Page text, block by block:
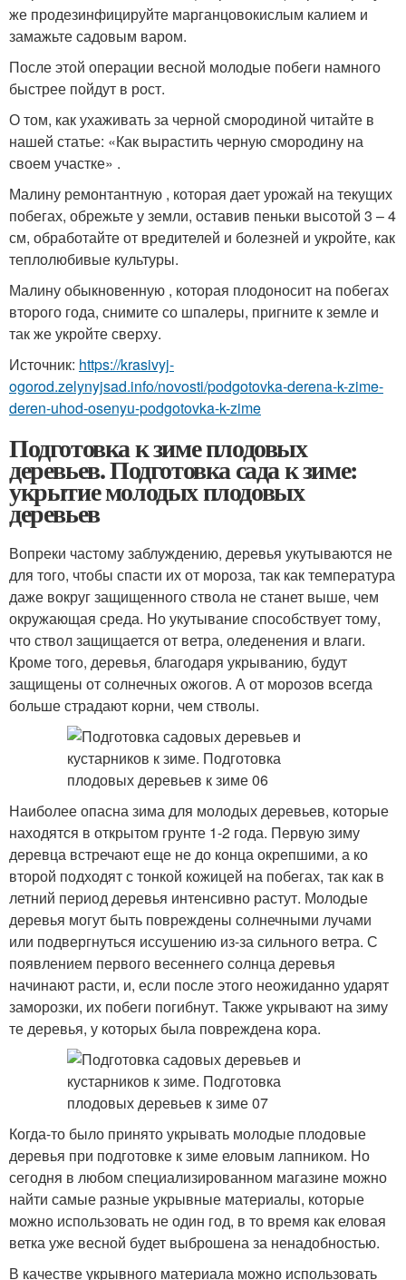
же продезинфицируйте марганцовокислым калием и
замажьте садовым варом.
После этой операции весной молодые побеги намного
быстрее пойдут в рост.
О том, как ухаживать за черной смородиной читайте в
нашей статье: «Как вырастить черную смородину на
своем участке» .
Малину ремонтантную , которая дает урожай на текущих
побегах, обрежьте у земли, оставив пеньки высотой 3 – 4
см, обработайте от вредителей и болезней и укройте, как
теплолюбивые культуры.
Малину обыкновенную , которая плодоносит на побегах
второго года, снимите со шпалеры, пригните к земле и
так же укройте сверху.
Источник: https://krasivyj-
ogorod.zelynyjsad.info/novosti/podgotovka-derena-k-zime-
deren-uhod-osenyu-podgotovka-k-zime
Подготовка к зиме плодовых
деревьев. Подготовка сада к зиме:
укрытие молодых плодовых
деревьев
Вопреки частому заблуждению, деревья укутываются не
для того, чтобы спасти их от мороза, так как температура
даже вокруг защищенного ствола не станет выше, чем
окружающая среда. Но укутывание способствует тому,
что ствол защищается от ветра, оледенения и влаги.
Кроме того, деревья, благодаря укрыванию, будут
защищены от солнечных ожогов. А от морозов всегда
больше страдают корни, чем стволы.
Наиболее опасна зима для молодых деревьев, которые
находятся в открытом грунте 1-2 года. Первую зиму
деревца встречают еще не до конца окрепшими, а ко
второй подходят с тонкой кожицей на побегах, так как в
летний период деревья интенсивно растут. Молодые
деревья могут быть повреждены солнечными лучами
или подвергнуться иссушению из-за сильного ветра. С
появлением первого весеннего солнца деревья
начинают расти, и, если после этого неожиданно ударят
заморозки, их побеги погибнут. Также укрывают на зиму
те деревья, у которых была повреждена кора.
Когда-то было принято укрывать молодые плодовые
деревья при подготовке к зиме еловым лапником. Но
сегодня в любом специализированном магазине можно
найти самые разные укрывные материалы, которые
можно использовать не один год, в то время как еловая
ветка уже весной будет выброшена за ненадобностью.
В качестве укрывного материала можно использовать